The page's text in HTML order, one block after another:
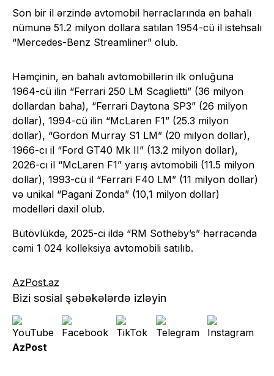
Son bir il ərzində avtomobil hərraclarında ən bahalı
nümunə 51.2 milyon dollara satılan 1954-cü il istehsalı
“Mercedes-Benz Streamliner” olub.
Həmçinin, ən bahalı avtomobillərin ilk onluğuna
1964-cü ilin “Ferrari 250 LM Scaglietti” (36 milyon
dollardan baha), “Ferrari Daytona SP3” (26 milyon
dollar), 1994-cü ilin “McLaren F1” (25.3 milyon
dollar), “Gordon Murray S1 LM” (20 milyon dollar),
1966-cı il “Ford GT40 Mk II” (13.2 milyon dollar),
2026-cı il “McLaren F1” yarış avtomobili (11.5 milyon
dollar), 1993-cü il “Ferrari F40 LM” (11 milyon dollar)
və unikal “Pagani Zonda” (10,1 milyon dollar)
modelləri daxil olub.
Bütövlükdə, 2025-ci ildə “RM Sotheby’s” hərracənda
cəmi 1 024 kolleksiya avtomobili satılıb.
AzPost.az
Bizi sosial şəbəkələrdə izləyin
AzPost